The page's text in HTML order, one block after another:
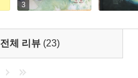
3
전체 리뷰 (23)